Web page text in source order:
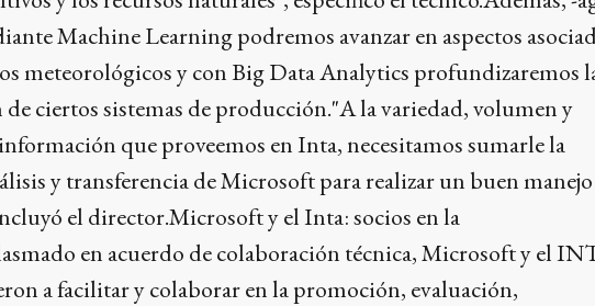
Machine Learning podremos avanzar en aspectos
meteorológicos y con Big Data Analytics profundizaremos
ciertos sistemas de producción."A la variedad, volumen y
que proveemos en Inta, necesitamos sumarle la
y transferencia de Microsoft para realizar un buen
el director.Microsoft y el Inta: socios en la
en acuerdo de colaboración técnica, Microsoft y el
a facilitar y colaborar en la promoción, evaluación,